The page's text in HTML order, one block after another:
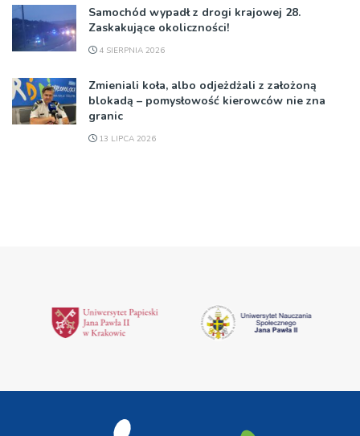
Samochód wypadł z drogi krajowej 28.
Zaskakujące okoliczności!
4 SIERPNIA 2026
Zmieniali koła, albo odjeżdżali z założoną
blokadą – pomysłowość kierowców nie zna
granic
13 LIPCA 2026